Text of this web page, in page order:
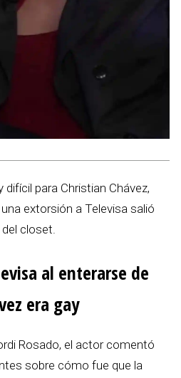
para Christian Chávez,
extorsión a Televisa salió
closet.
al enterarse de
era gay
Rosado, el actor comentó
sobre cómo fue que la